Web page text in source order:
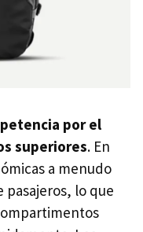
por el
superiores. En
a menudo
pasajeros, lo que